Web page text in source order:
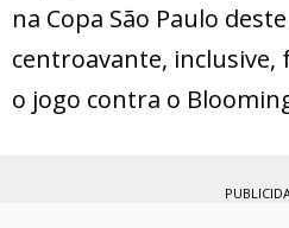
na Copa São Paulo
centroavante, inclusive,
o jogo contra o